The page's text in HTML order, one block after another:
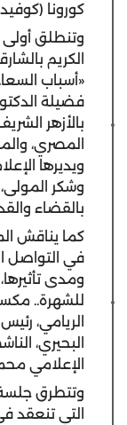
كورونا (كوفيد-
الكريم
«أسباب
فضيلة
بالأزهر
المصري،
ويديرها
وشكر
بالقضاء
كما يناقش
في التواصل
ومدى
للشهرة..
الريامي،
البحيري،
الإعلامي محمد
وتتطرق جلسة